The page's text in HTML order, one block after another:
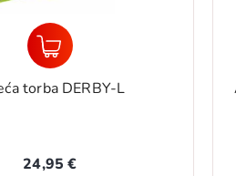
Camping Card uključen
29,95 €